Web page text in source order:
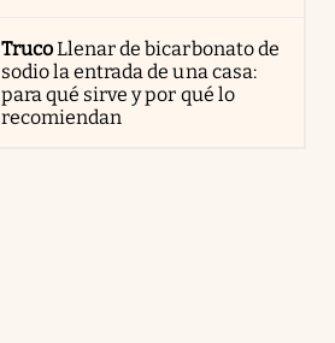
TrucoLlenar de bicarbonato de
sodio la entrada de una casa:
para qué sirve y por qué lo
recomiendan